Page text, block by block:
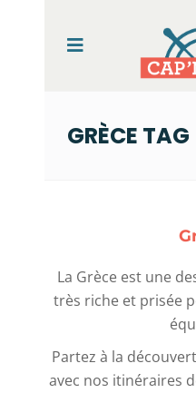
GRÈCE TAG
La Grèce est une
très riche et prisée
Partez à la
avec nos itinéraires